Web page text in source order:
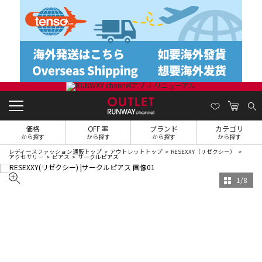
価格
から探す
OFF 率
から探す
ブランド
から探す
カテゴリ
から探す
レディースファッション通販トップ アウトレットトップ RESEXXY（リゼクシー）
アクセサリー ピアス サークルピアス
1 /8